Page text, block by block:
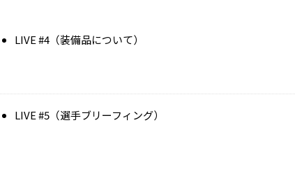
LIVE #4（装備品について）
LIVE #5（選手ブリーフィング）